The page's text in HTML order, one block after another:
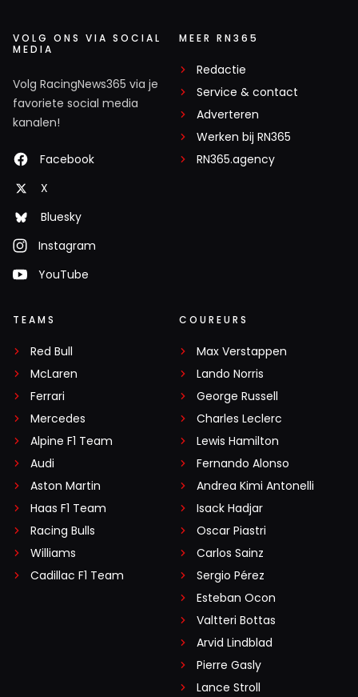
VOLG ONS VIA SOCIAL
MEDIA
Volg RacingNews365 via je
favoriete social media
kanalen!
Facebook
X
Bluesky
Instagram
YouTube
MEER RN365
Redactie
Service & contact
Adverteren
Werken bij RN365
RN365.agency
TEAMS
Red Bull
McLaren
Ferrari
Mercedes
Alpine F1 Team
Audi
Aston Martin
Haas F1 Team
Racing Bulls
Williams
Cadillac F1 Team
COUREURS
Max Verstappen
Lando Norris
George Russell
Charles Leclerc
Lewis Hamilton
Fernando Alonso
Andrea Kimi Antonelli
Isack Hadjar
Oscar Piastri
Carlos Sainz
Sergio Pérez
Esteban Ocon
Valtteri Bottas
Arvid Lindblad
Pierre Gasly
Lance Stroll